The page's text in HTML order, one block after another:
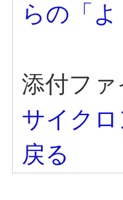
らの「
添付ファ
サイク
戻る